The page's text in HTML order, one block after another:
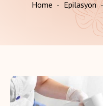
Home Epilasyon